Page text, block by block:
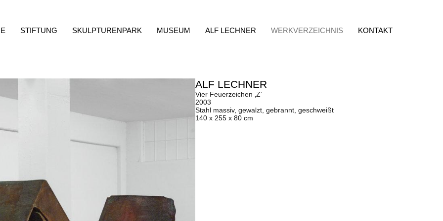
STIFTUNG SKULPTURENPARK MUSEUM ALF LECHNER WERKVERZEICHNIS KONTAKT
ALF LECHNER
Vier Feuerzeichen ‚Z‘
2003
Stahl massiv, gewalzt, gebrannt, geschweißt
140 x 255 x 80 cm